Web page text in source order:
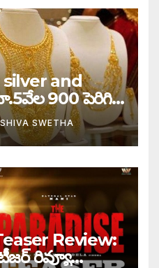
and
900 పెరిగిన
SHIVA SWETHA
Review:
రివ్యూ…